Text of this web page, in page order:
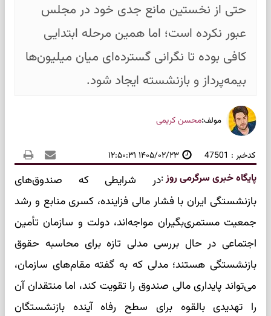
حتی از نخستین مانع جدی خود در مجلس
عبور نکرده است؛ اما همین مرحله ابتدایی
کافی بوده تا نگرانی گسترده‌ای میان میلیون‌ها
بیمه‌پرداز و بازنشسته ایجاد شود.
مولف:محسن کریمی
کدخبر : 47501 ۱۴۰۵/۰۲/۲۳ ۱۲:۵۰:۳۱
پایگاه خبری سرگرمی روز:در شرایطی که صندوق‌های
بازنشستگی ایران با فشار مالی فزاینده، کسری منابع و رشد
جمعیت مستمری‌بگیران مواجه‌اند، دولت و سازمان تأمین
اجتماعی در حال بررسی مدلی تازه برای محاسبه حقوق
بازنشستگی هستند؛ مدلی که به گفته مقام‌های سازمان،
می‌تواند پایداری مالی صندوق را تقویت کند، اما منتقدان آن
را تهدیدی بالقوه برای سطح رفاه آینده بازنشستگان